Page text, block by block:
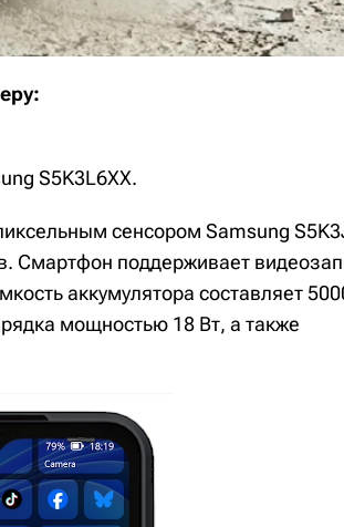
S5K3L6XX.
сенсором Samsung
Смартфон поддерживает
аккумулятора составляет
мощностью 18 Вт, а также